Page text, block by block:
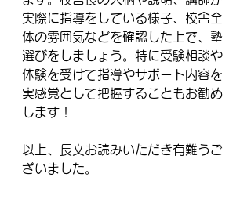
実際に指導をしている様子、校舎全
体の雰囲気などを確認した上で、塾
選びをしましょう。特に受験相談や
体験を受けて指導やサポート内容を
実感覚として把握することもお勧め
します！
以上、長文お読みいただき有難うご
ざいました。